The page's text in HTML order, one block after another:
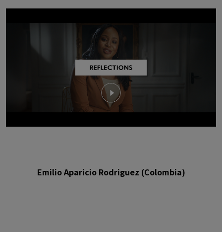
Emilio Aparicio Rodriguez (Colombia)